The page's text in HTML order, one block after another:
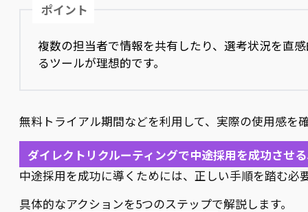
ポイント
複数の担当者で情報を共有したり、選考状況を直
るツールが理想的です。
無料トライアル期間などを利用して、実際の使用感を
ダイレクトリクルーティングで中途採用を成功させ
中途採用を成功に導くためには、正しい手順を踏む必
具体的なアクションを5つのステップで解説します。